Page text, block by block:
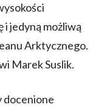
i jedyną możliwą
Arktycznego.
Marek Suslik.
docenione